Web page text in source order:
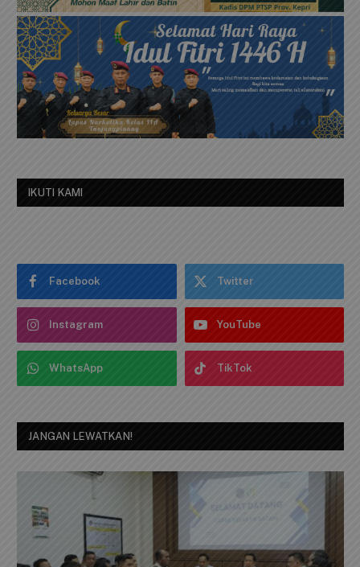
IKUTI KAMI
Facebook Twitter
Instagram YouTube
WhatsApp TikTok
JANGAN LEWATKAN!